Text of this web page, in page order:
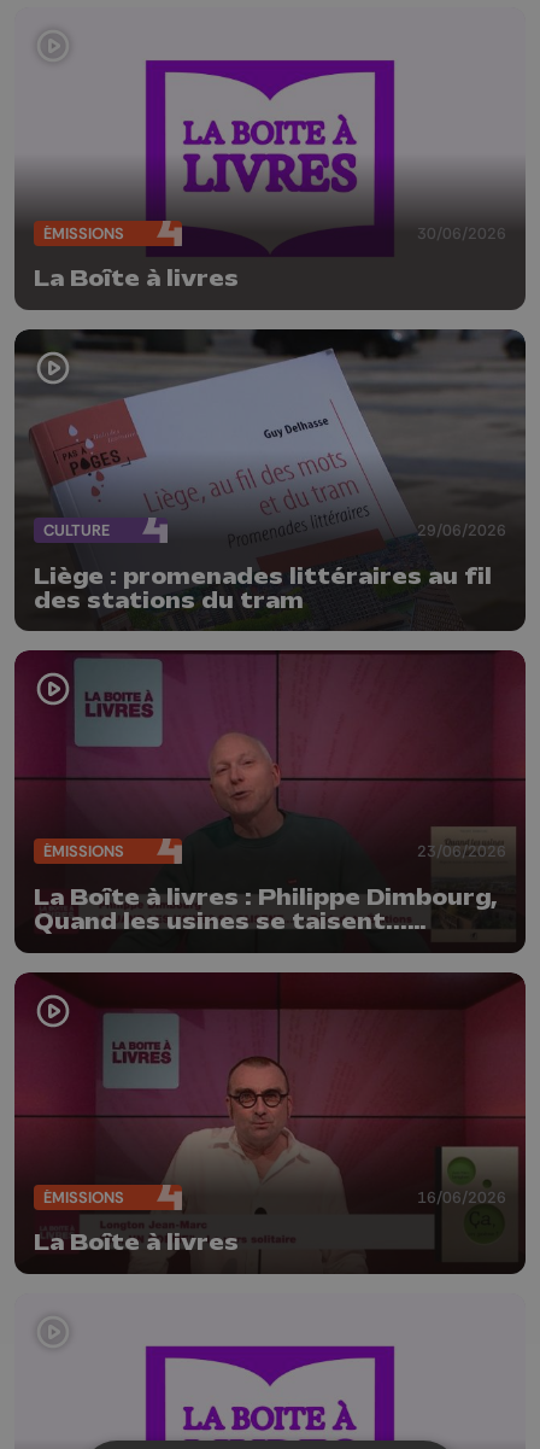
ÉMISSIONS 30/06/2026
La Boîte à livres
CULTURE 29/06/2026
Liège : promenades littéraires au fil
des stations du tram
ÉMISSIONS 23/06/2026
La Boîte à livres : Philippe Dimbourg,
Quand les usines se taisent...
ÉMISSIONS 16/06/2026
La Boîte à livres